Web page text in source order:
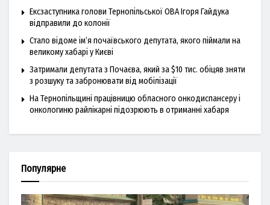
Ексзаступника голови Тернопільської ОВА Ігоря Гайдука
відправили до колонії
Стало відоме ім’я почаївського депутата, якого піймали на
великому хабарі у Києві
Затримали депутата з Почаєва, який за $10 тис. обіцяв зняти
з розшуку та забронювати від мобілізації
На Тернопільщині працівницю обласного онкодиспансеру і
онкологиню райлікарні підозрюють в отриманні хабаря
Популярне